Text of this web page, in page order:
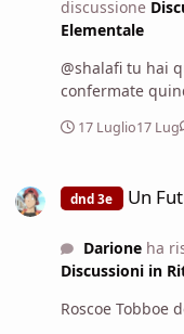
un piccolo
bassa voce vi
venire qui a
discussione
Elementale
@shalafi tu hai
confermate
17 Luglio17 Lug
dnd 3e Un
Darioneha
Discussioni in
Roscoe Tobboe